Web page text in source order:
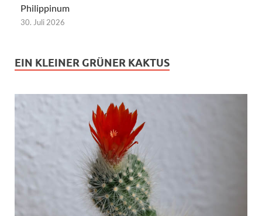
Philippinum
30. Juli 2026
EIN KLEINER GRÜNER KAKTUS